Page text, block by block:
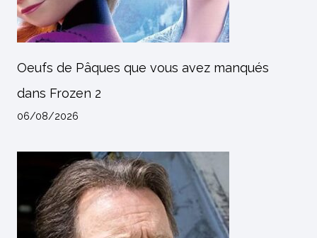
Oeufs de Pâques que vous avez manqués
dans Frozen 2
06/08/2026